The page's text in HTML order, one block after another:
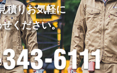
積りお気軽に
ください。